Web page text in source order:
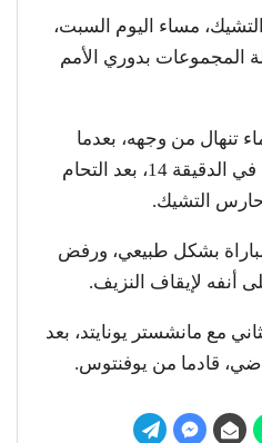
مساء اليوم السبت،
المجموعات بدوري الأمم
تنهال من وجهه، بعدما
أصيب على مستوى الأنف، في الدقيقة 14، بعد التحام
التشيك.
بشكل طبيعي، ورفض
أنفه لإيقاف النزيف.
مع مانشستر يونايتد، بعد
قادما من يوفنتوس.